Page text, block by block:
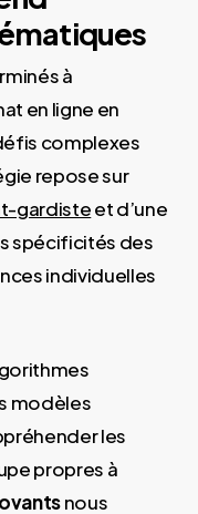
à
en ligne en
complexes
repose sur
gardisteet d’une
spécificités des
individuelles
modèles
les
propres à
nous